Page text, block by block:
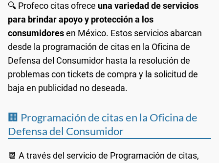
🔍 Profeco citas ofrece una variedad de servicios
para brindar apoyo y protección a los
consumidoresen México. Estos servicios abarcan
desde la programación de citas en la Oficina de
Defensa del Consumidor hasta la resolución de
problemas con tickets de compra y la solicitud de
baja en publicidad no deseada.
🏢 Programación de citas en la Oficina de
Defensa del Consumidor
📆 A través del servicio de Programación de citas,